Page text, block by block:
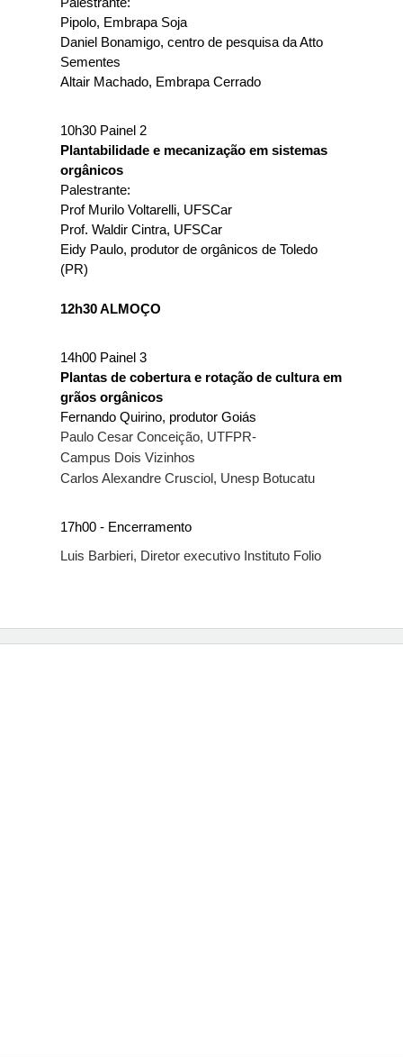
Pipolo, Embrapa Soja
Daniel Bonamigo, centro de pesquisa da Atto
Sementes
Altair Machado, Embrapa Cerrado
10h30 Painel 2
Plantabilidade e mecanização em sistemas
orgânicos
Palestrante:
Prof Murilo Voltarelli, UFSCar
Prof. Waldir Cintra, UFSCar
Eidy Paulo, produtor de orgânicos de Toledo
(PR)
12h30 ALMOÇO
14h00 Painel 3
Plantas de cobertura e rotação de cultura em
grãos orgânicos
Fernando Quirino, produtor Goiás
Paulo Cesar Conceição, UTFPR-
Campus Dois Vizinhos
Carlos Alexandre Crusciol, Unesp Botucatu
17h00 - Encerramento
Luis Barbieri, Diretor executivo Instituto Folio